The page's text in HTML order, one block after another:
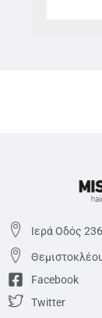
Ιερά Οδός
Facebook
Twitter